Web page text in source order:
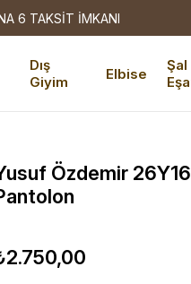
6 TAKSİT İMKANI
Dış
Giyim
Elbise
Şal
Özdemir